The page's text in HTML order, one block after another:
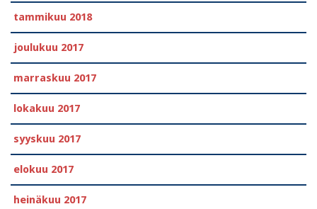
tammikuu 2018
joulukuu 2017
marraskuu 2017
lokakuu 2017
syyskuu 2017
elokuu 2017
heinäkuu 2017